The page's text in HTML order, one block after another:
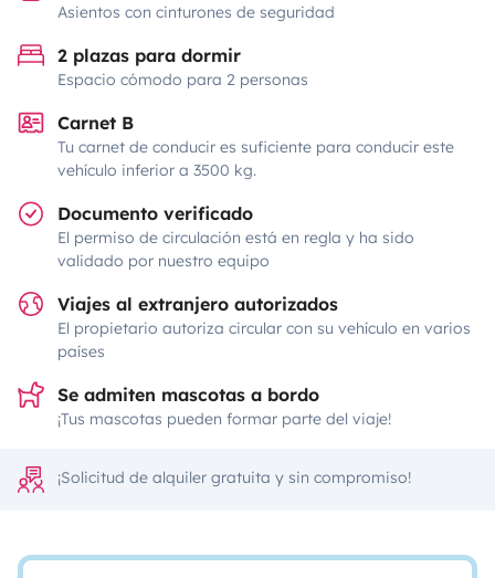
Asientos con cinturones de seguridad
2 plazas para dormir
Espacio cómodo para 2 personas
Carnet B
Tu carnet de conducir es suficiente para conducir este
vehículo inferior a 3500 kg.
Documento verificado
El permiso de circulación está en regla y ha sido
validado por nuestro equipo
Viajes al extranjero autorizados
El propietario autoriza circular con su vehículo en varios
países
Se admiten mascotas a bordo
¡Tus mascotas pueden formar parte del viaje!
¡Solicitud de alquiler gratuita y sin compromiso!